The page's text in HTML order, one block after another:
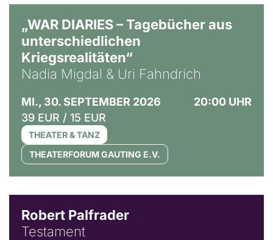
„WAR DIARIES – Tagebücher aus
unterschiedlichen
Kriegsrealitäten“
Nadia Migdal & Uri Fahndrich
MI., 30. SEPTEMBER 2026
20:00 UHR
39 EUR / 15 EUR
THEATER & TANZ
THEATERFORUM GAUTING E.V.
Robert Palfrader
Testament